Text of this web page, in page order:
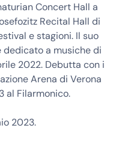
Concert Hall a
Recital Hall di
e stagioni. Il suo
a musiche di
2022. Debutta con i
Arena di Verona
al Filarmonico.
2023.